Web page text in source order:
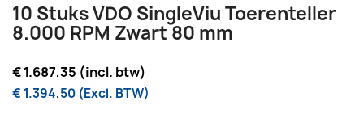
10 Stuks VDO SingleViu Toerenteller
8.000 RPM Zwart 80 mm
€ 1.687,35 (incl. btw)
€ 1.394,50 (Excl. BTW)